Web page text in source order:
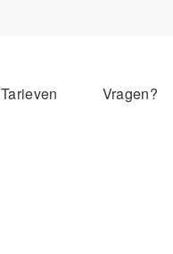
Tarieven Vragen?